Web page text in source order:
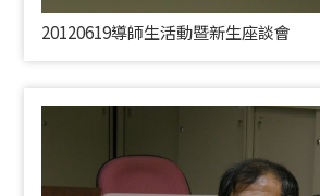
20120619導師生活動暨新生座談會